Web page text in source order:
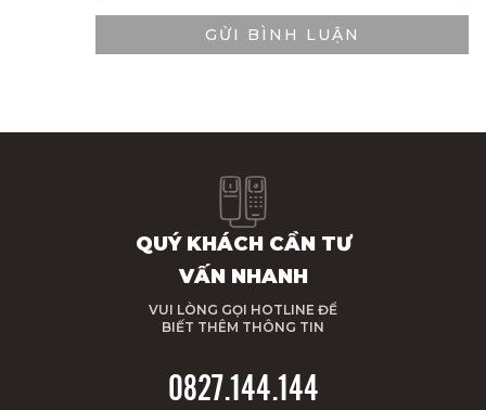
GỬI BÌNH LUẬN
QUÝ KHÁCH CẦN TƯ
VẤN NHANH
VUI LÒNG GỌI HOTLINE ĐỂ
BIẾT THÊM THÔNG TIN
0827.144.144